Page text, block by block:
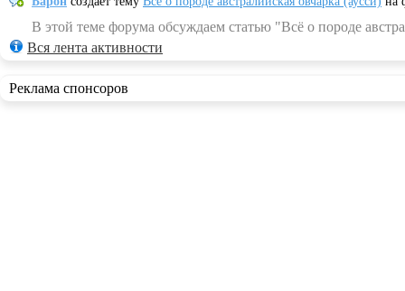
В этой теме форума обсуждаем статью "Всё о породе
Вся лента активности
Реклама спонсоров